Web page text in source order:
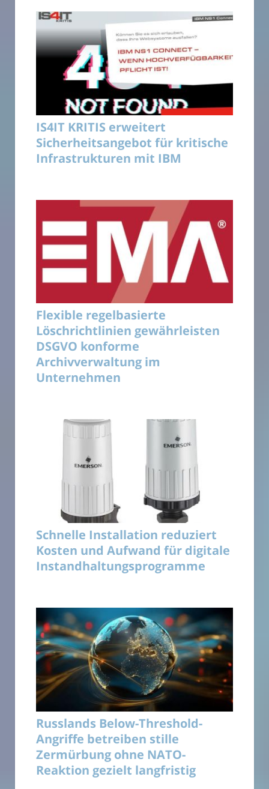
IS4IT KRITIS erweitert
Sicherheitsangebot für kritische
Infrastrukturen mit IBM
Flexible regelbasierte
Löschrichtlinien gewährleisten
DSGVO konforme
Archivverwaltung im
Unternehmen
Schnelle Installation reduziert
Kosten und Aufwand für digitale
Instandhaltungsprogramme
Russlands Below-Threshold-
Angriffe betreiben stille
Zermürbung ohne NATO-
Reaktion gezielt langfristig